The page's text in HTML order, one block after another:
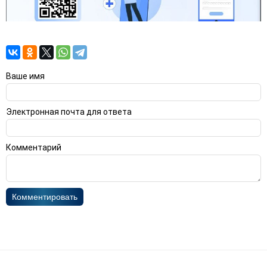
Ваше имя
Электронная почта для ответа
Комментарий
Комментировать